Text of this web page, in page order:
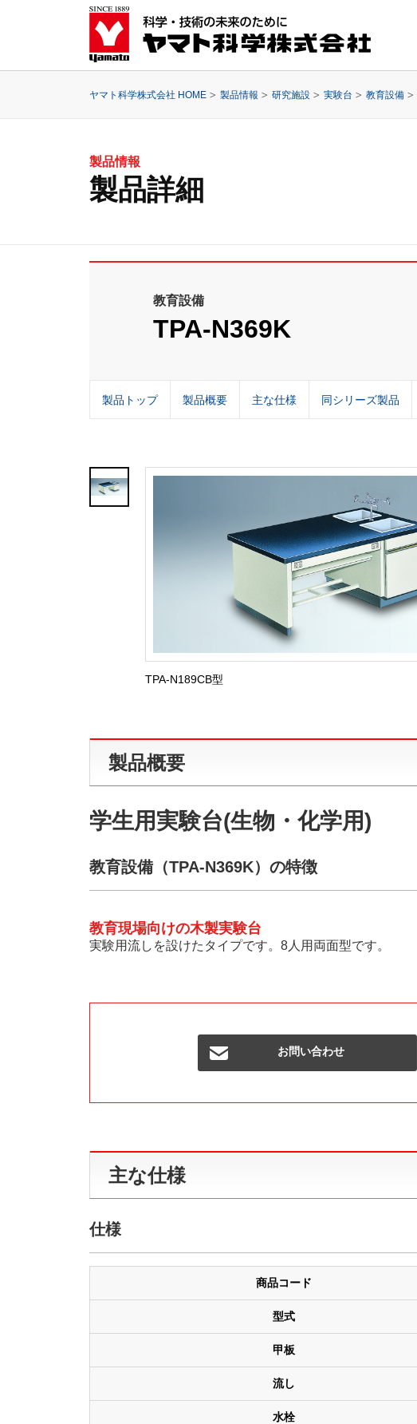
ヤマト科学株式会社 HOME 製品情報 研究施設 実験台 教育設備
製品情報
製品詳細
教育設備
TPA-N369K
製品トップ 製品概要 主な仕様 同シリーズ製品
TPA-N189CB型
製品概要
学生用実験台(生物・化学用)
教育設備（TPA-N369K）の特徴
教育現場向けの木製実験台
実験用流しを設けたタイプです。8人用両面型です。
お問い合わせ
主な仕様
仕様
商品コード
型式
甲板
流し
水栓